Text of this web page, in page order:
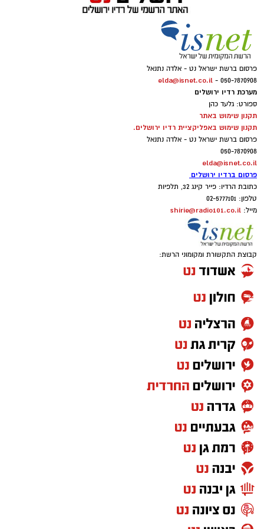
פרסום ברשת ישראל נט - אלדה נתנאל
050-7870908 -
elda@isnet.co.il
מערכת רדיו ירושלים
ספורט: גלעד כהן
תקנון שימוש באתר
תקנון שימוש באפליקציית רדיו ירושלים.
פרסום ברשת ישראל נט - אלדה נתנאל
050-7870908
elda@isnet.co.il
פרסום ברדיו ירושלים
כתובת הרדיו: פייר קינג 32, תלפיות
טלפון: 02-5777101
מייל: shirie@radio101.co.il
קבוצת התקשורת ומקומוני הרשת: